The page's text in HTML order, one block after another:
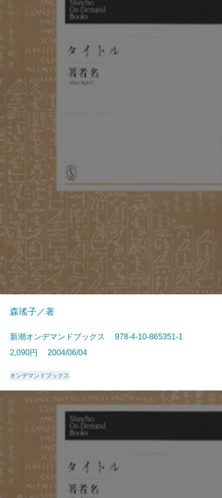
森瑤子／著
新潮オンデマンドブックス 978-4-10-865351-1
2,090円 2004/06/04
オンデマンドブックス